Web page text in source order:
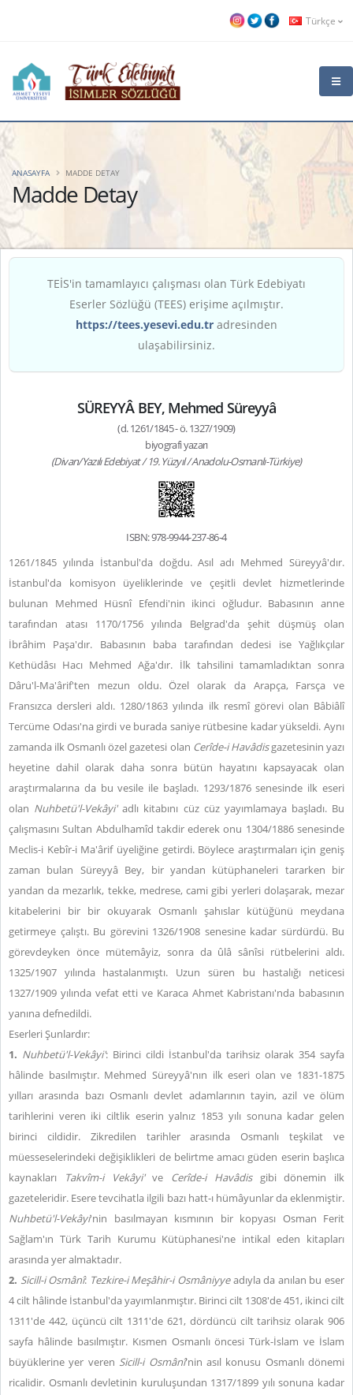
Türkçe
Madde Detay
ANASAYFA MADDE DETAY
TEİS'in tamamlayıcı çalışması olan Türk Edebiyatı
Eserler Sözlüğü (TEES) erişime açılmıştır.
https://tees.yesevi.edu.tr adresinden
ulaşabilirsiniz.
SÜREYYÂ BEY, Mehmed Süreyyâ
(d. 1261/1845 - ö. 1327/1909)
biyografi yazarı
(Divan/Yazılı Edebiyat / 19. Yüzyıl / Anadolu-Osmanlı-Türkiye)
ISBN: 978-9944-237-86-4
1261/1845 yılında İstanbul'da doğdu. Asıl adı Mehmed Süreyyâ'dır.
İstanbul'da komisyon üyeliklerinde ve çeşitli devlet hizmetlerinde
bulunan Mehmed Hüsnî Efendi'nin ikinci oğludur. Babasının anne
tarafından atası 1170/1756 yılında Belgrad'da şehit düşmüş olan
İbrâhim Paşa'dır. Babasının baba tarafından dedesi ise Yağlıkçılar
Kethüdâsı Hacı Mehmed Ağa'dır. İlk tahsilini tamamladıktan sonra
Dâru'l-Ma'ârif'ten mezun oldu. Özel olarak da Arapça, Farsça ve
Fransızca dersleri aldı. 1280/1863 yılında ilk resmî görevi olan Bâbiâlî
Tercüme Odası'na girdi ve burada saniye rütbesine kadar yükseldi. Aynı
zamanda ilk Osmanlı özel gazetesi olan Cerîde-i Havâdisgazetesinin yazı
heyetine dahil olarak daha sonra bütün hayatını kapsayacak olan
araştırmalarına da bu vesile ile başladı. 1293/1876 senesinde ilk eseri
olan Nuhbetü'l-Vekâyi'adlı kitabını cüz cüz yayımlamaya başladı. Bu
çalışmasını Sultan Abdulhamîd takdir ederek onu 1304/1886 senesinde
Meclis-i Kebîr-i Ma'ârif üyeliğine getirdi. Böylece araştırmaları için geniş
zaman bulan Süreyyâ Bey, bir yandan kütüphaneleri tararken bir
yandan da mezarlık, tekke, medrese, cami gibi yerleri dolaşarak, mezar
kitabelerini bir bir okuyarak Osmanlı şahıslar kütüğünü meydana
getirmeye çalıştı. Bu görevini 1326/1908 senesine kadar sürdürdü. Bu
görevdeyken önce mütemâyiz, sonra da ûlâ sânîsi rütbelerini aldı.
1325/1907 yılında hastalanmıştı. Uzun süren bu hastalığı neticesi
1327/1909 yılında vefat etti ve Karaca Ahmet Kabristanı'nda babasının
yanına defnedildi.
Eserleri Şunlardır:
1. Nuhbetü'l-Vekâyi': Birinci cildi İstanbul'da tarihsiz olarak 354 sayfa
hâlinde basılmıştır. Mehmed Süreyyâ'nın ilk eseri olan ve 1831-1875
yılları arasında bazı Osmanlı devlet adamlarının tayin, azil ve ölüm
tarihlerini veren iki ciltlik eserin yalnız 1853 yılı sonuna kadar gelen
birinci cildidir. Zikredilen tarihler arasında Osmanlı teşkilat ve
müesseselerindeki değişiklikleri de belirtme amacı güden eserin başlıca
kaynakları
Takvîm-i Vekâyi've Cerîde-i Havâdisgibi dönemin ilk
gazeteleridir. Esere tevcihatla ilgili bazı hatt-ı hümâyunlar da eklenmiştir.
Nuhbetü'l-Vekâyi'nin basılmayan kısmının bir kopyası Osman Ferit
Sağlam'ın Türk Tarih Kurumu Kütüphanesi'ne intikal eden kitapları
arasında yer almaktadır.
2. Sicill-i Osmânî: Tezkire-i Meşâhir-i Osmâniyyeadıyla da anılan bu eser
4 cilt hâlinde İstanbul'da yayımlanmıştır. Birinci cilt 1308'de 451, ikinci cilt
1311'de 442, üçüncü cilt 1311'de 621, dördüncü cilt tarihsiz olarak 906
sayfa hâlinde basılmıştır. Kısmen Osmanlı öncesi Türk-İslam ve İslam
büyüklerine yer veren Sicill-i Osmânî'nin asıl konusu Osmanlı dönemi
ricalidir. Osmanlı devletinin kuruluşundan 1317/1899 yılı sonuna kadar